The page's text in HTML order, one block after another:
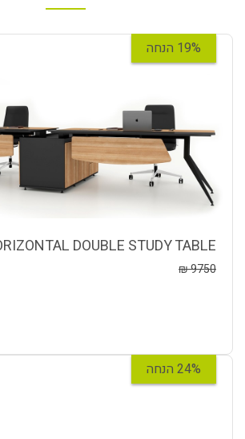
19% הנחה
DOUBLE STUDY TABLE
9750
₪
24% הנחה